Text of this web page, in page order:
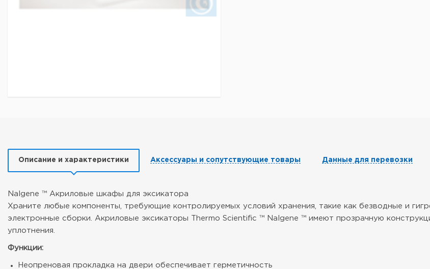
Описание и характеристики Аксессуары и сопутствующие товары Данные для перевозки
Nalgene ™ Акриловые шкафы для эксикатора
Храните любые компоненты, требующие контролируемых условий хранения, такие как безводные и
электронные сборки. Акриловые эксикаторы Thermo Scientific ™ Nalgene ™ имеют прозрачную
уплотнения.
Функции:
Неопреновая прокладка на двери обеспечивает герметичность